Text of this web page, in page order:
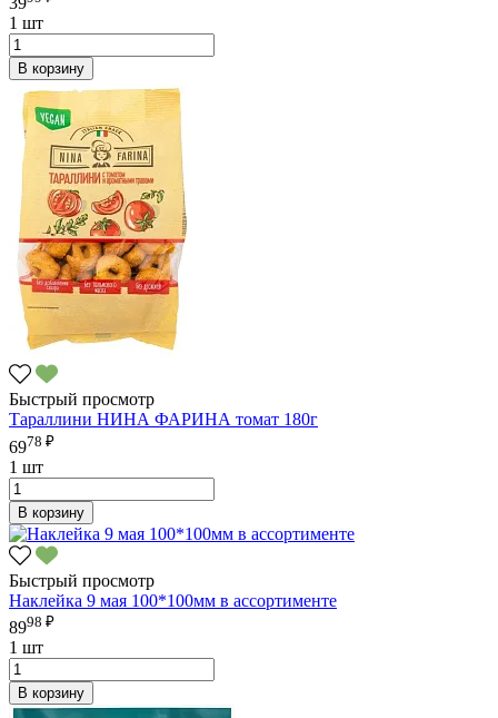
1 шт
В корзину
Быстрый просмотр
Тараллини НИНА ФАРИНА томат 180г
6978 ₽
1 шт
В корзину
Быстрый просмотр
Наклейка 9 мая 100*100мм в ассортименте
8998 ₽
1 шт
В корзину